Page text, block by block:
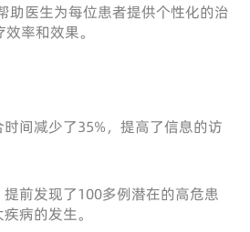
助医生为每位患者提供个性化的治
率和效果。
间减少了35%，提高了信息的访
前发现了100多例潜在的高危患
病的发生。